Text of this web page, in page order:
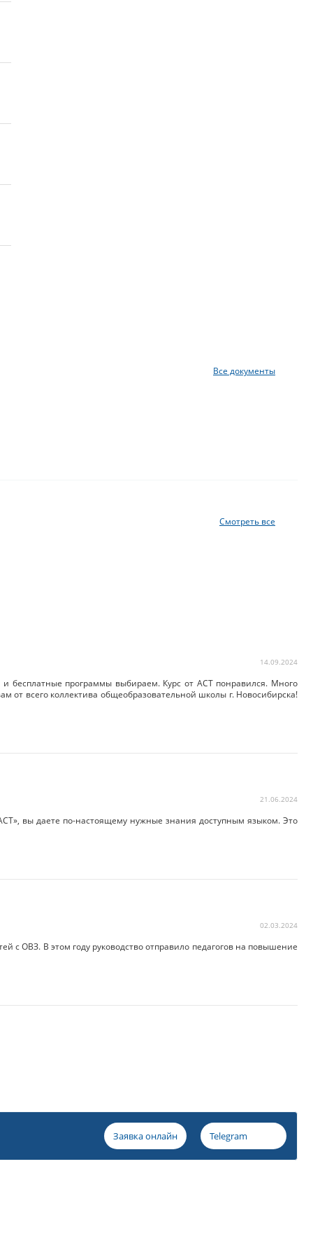
Все документы
Смотреть все
14.09.2024
бесплатные программы выбираем. Курс от АСТ понравился. Много
от всего коллектива общеобразовательной школы г. Новосибирска!
21.06.2024
вы даете по-настоящему нужные знания доступным языком. Это
02.03.2024
с ОВЗ. В этом году руководство отправило педагогов на повышение
Заявка онлайн Telegram